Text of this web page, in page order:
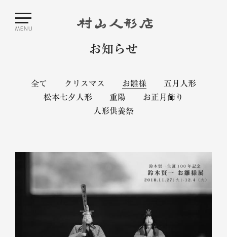
MENU
お知らせ
お雛様
七夕人形
お正月飾り
お知らせ
全て クリスマス お雛様
五月人形
松本七夕人形
重陽
お正月飾り
人形供養祭